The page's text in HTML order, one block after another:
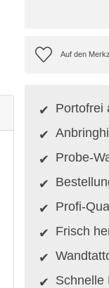
Portofrei
Probe-
Profi-
Frisch
Schnelle